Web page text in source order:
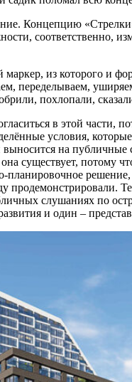
Концепцию
соответственно,
из которого и
переделываем,
похлопали,
в этой части,
условия,
на
существует, потому
планировочное
продемонстрировали.
слушаниях по
и один –